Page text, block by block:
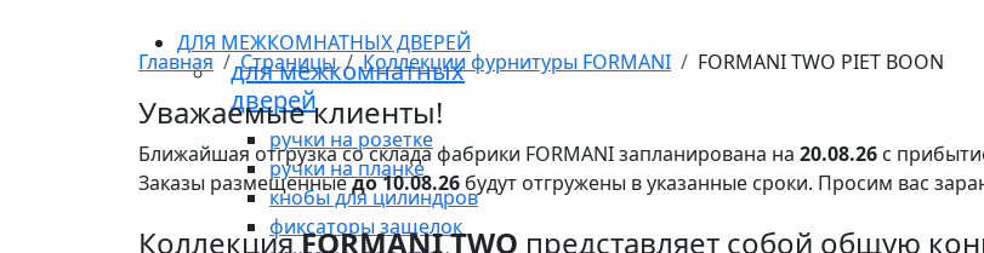
ДЛЯ МЕЖКОМНАТНЫХ ДВЕРЕЙ
для межкомнатных
дверей
ручки на розетке
ручки на планке
кнобы для цилиндров
фиксаторы защелок
Главная Страницы Коллекции фурнитуры FORMANI FORMANI TWO PIET BOON
Уважаемые клиенты!
Ближайшая отгрузка со склада фабрики FORMANI запланирована на 20.08.26 с
Заказы размещенныедо 10.08.26 будут отгружены в указанные сроки. Просим вас
КоллекцияFORMANI TWO представляет собой общую